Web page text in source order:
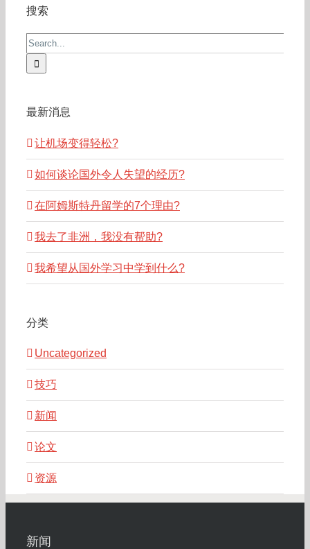
搜索
Search
for:
最新消息
让机场变得轻松?
如何谈论国外令人失望的经历?
在阿姆斯特丹留学的7个理由?
我去了非洲，我没有帮助?
我希望从国外学习中学到什么?
分类
Uncategorized
技巧
新闻
论文
资源
新闻